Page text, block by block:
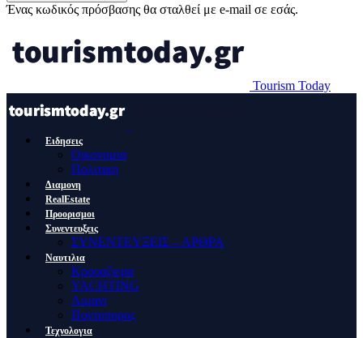
Ένας κωδικός πρόσβασης θα σταλθεί με e-mail σε εσάς.
Tourism Today
Ειδησεις
Οικονομια
Πολιτικη
Διαμονη
RealEstate
Προορισμοι
Συνεντευξεις
ΣΥΝΕΝΤΕΥΞΕΙΣ – ΑΡΘΡΑ
Ναυτιλια
Κρουαζιερα
YACHTING
Λιμανι
Ποντοπορος
Τεχνολογια